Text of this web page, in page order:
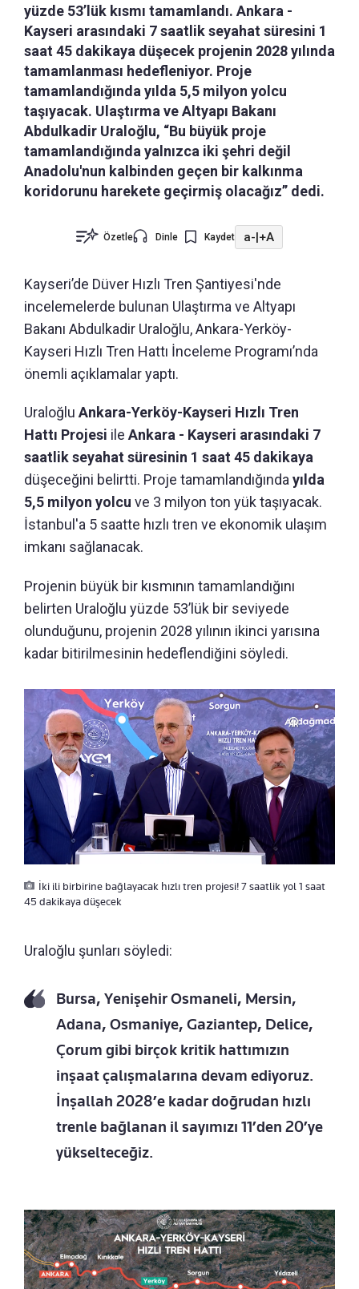
yüzde 53’lük kısmı tamamlandı. Ankara -
Kayseri arasındaki 7 saatlik seyahat süresini 1
saat 45 dakikaya düşecek projenin 2028 yılında
tamamlanması hedefleniyor. Proje
tamamlandığında yılda 5,5 milyon yolcu
taşıyacak. Ulaştırma ve Altyapı Bakanı
Abdulkadir Uraloğlu, “Bu büyük proje
tamamlandığında yalnızca iki şehri değil
Anadolu'nun kalbinden geçen bir kalkınma
koridorunu harekete geçirmiş olacağız” dedi.
Özetle Dinle Kaydet a-|+A
Kayseri’de Düver Hızlı Tren Şantiyesi'nde
incelemelerde bulunan Ulaştırma ve Altyapı
Bakanı Abdulkadir Uraloğlu, Ankara-Yerköy-
Kayseri Hızlı Tren Hattı İnceleme Programı’nda
önemli açıklamalar yaptı.
Uraloğlu Ankara-Yerköy-Kayseri Hızlı Tren
Hattı Projesi ile Ankara - Kayseri arasındaki 7
saatlik seyahat süresinin 1 saat 45 dakikaya
düşeceğini belirtti. Proje tamamlandığındayılda
5,5 milyon yolcu ve 3 milyon ton yük taşıyacak.
İstanbul'a 5 saatte hızlı tren ve ekonomik ulaşım
imkanı sağlanacak.
Projenin büyük bir kısmının tamamlandığını
belirten Uraloğlu yüzde 53’lük bir seviyede
olunduğunu, projenin 2028 yılının ikinci yarısına
kadar bitirilmesinin hedeflendiğini söyledi.
İki ili birbirine bağlayacak hızlı tren projesi! 7 saatlik yol 1 saat
45 dakikaya düşecek
Uraloğlu şunları söyledi:
Bursa, Yenişehir Osmaneli, Mersin,
Adana, Osmaniye, Gaziantep, Delice,
Çorum gibi birçok kritik hattımızın
inşaat çalışmalarına devam ediyoruz.
İnşallah 2028’e kadar doğrudan hızlı
trenle bağlanan il sayımızı 11’den 20’ye
yükselteceğiz.